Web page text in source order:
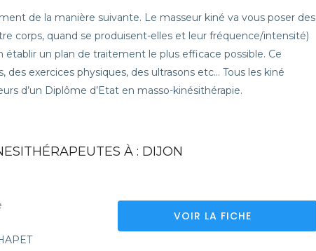
de la manière suivante. Le masseur kiné va vous poser des
corps, quand se produisent-elles et leur fréquence/intensité)
établir un plan de traitement le plus efficace possible. Ce
exercices physiques, des ultrasons etc… Tous les kiné
d’un Diplôme d’Etat en masso-kinésithérapie.
À : DIJON
VOIR LA FICHE